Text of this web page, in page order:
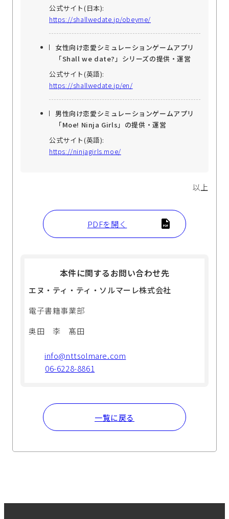
公式サイト(日本):
https://shallwedate.jp/obeyme/
女性向け恋愛シミュレーションゲームアプリ
「Shall we date?」シリーズの提供・運営
公式サイト(英語):
https://shallwedate.jp/en/
男性向け恋愛シミュレーションゲームアプリ
「Moe! Ninja Girls」の提供・運営
公式サイト(英語):
https://ninjagirls.moe/
以上
PDFを開く
本件に関するお問い合わせ先
エヌ・ティ・ティ・ソルマーレ株式会社
電子書籍事業部
奥田 李 髙田
info@nttsolmare.com
06-6228-8861
一覧に戻る